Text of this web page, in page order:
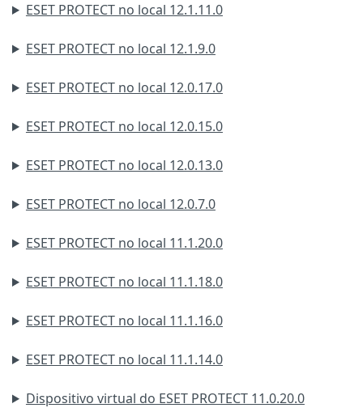
ESET PROTECT no local 12.1.11.0
ESET PROTECT no local 12.1.9.0
ESET PROTECT no local 12.0.17.0
ESET PROTECT no local 12.0.15.0
ESET PROTECT no local 12.0.13.0
ESET PROTECT no local 12.0.7.0
ESET PROTECT no local 11.1.20.0
ESET PROTECT no local 11.1.18.0
ESET PROTECT no local 11.1.16.0
ESET PROTECT no local 11.1.14.0
Dispositivo virtual do ESET PROTECT 11.0.20.0